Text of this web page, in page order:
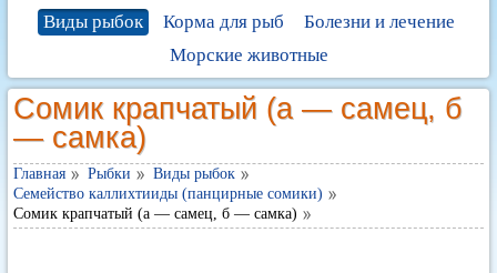
Виды рыбок
Корма для рыб
Болезни и лечение
Морские животные
Сомик крапчатый (а — самец, б
— самка)
Главная Рыбки
Виды рыбок
Семейство каллихтииды (панцирные сомики)
Сомик крапчатый (а — самец, б — самка)